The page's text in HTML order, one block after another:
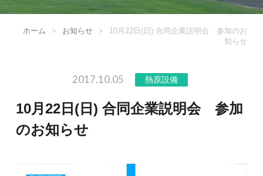
ホーム > お知らせ >
10月22日(日) 合同企業説明会 参加のお
知らせ
2017.10.05 熱原設備
10月22日(日) 合同企業説明会 参加
のお知らせ